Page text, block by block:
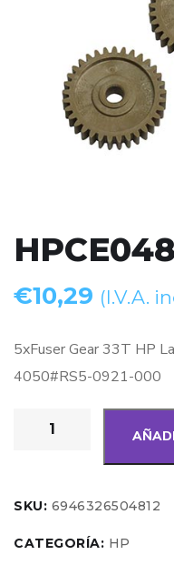
€10,29 (I.V.A.
5xFuser Gear 33T HP
4050#RS5-0921-000
SKU: 6946326504812
CATEGORÍA: HP